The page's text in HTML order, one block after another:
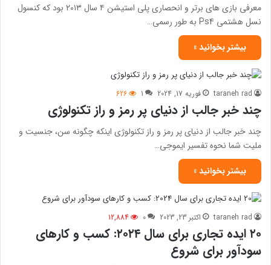
معرفی بازی های برتر و انحصاری پلی استیشن ۴ سال ۲۰۱۳ بود که کنسول
نسل هشتمی Ps4 به طور رسمی…
بیشتر بخوانید »
taraneh rad فوریه 17, 2024 1
626
چند خبر جالب از دنیای پر رمز و راز تکنولوژی
چند خبر جالب از دنیای پر رمز و راز تکنولوژی اینکه چگونه سن، جنسیت و
ملیت شما نحوه تفسیر ایموجی…
بیشتر بخوانید »
taraneh rad اکتبر 23, 2023 0
12,884
۲۰ ایده تجاری برای سال ۲۰۲۴: کسب و کارهای
سودآور برای شروع